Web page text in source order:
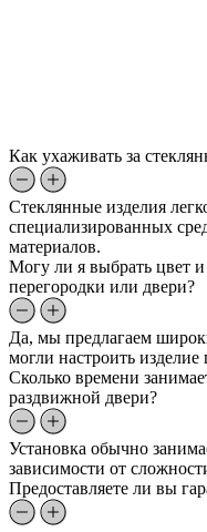
Как ухаживать за
Стеклянные изделия
специализированных
материалов.
Могу ли я выбрать цвет
перегородки или двери?
Да, мы предлагаем
могли настроить изделие
Сколько времени
раздвижной двери?
Установка обычно
зависимости от
Предоставляете ли вы